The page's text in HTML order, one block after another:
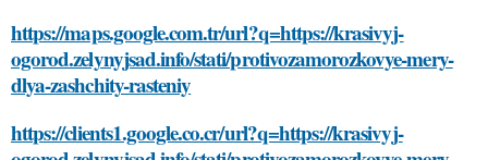
https://maps.google.com.tr/url?q=https://krasivyj-
ogorod.zelynyjsad.info/stati/protivozamorozkovye-mery-
dlya-zashchity-rasteniy
https://clients1.google.co.cr/url?q=https://krasivyj-